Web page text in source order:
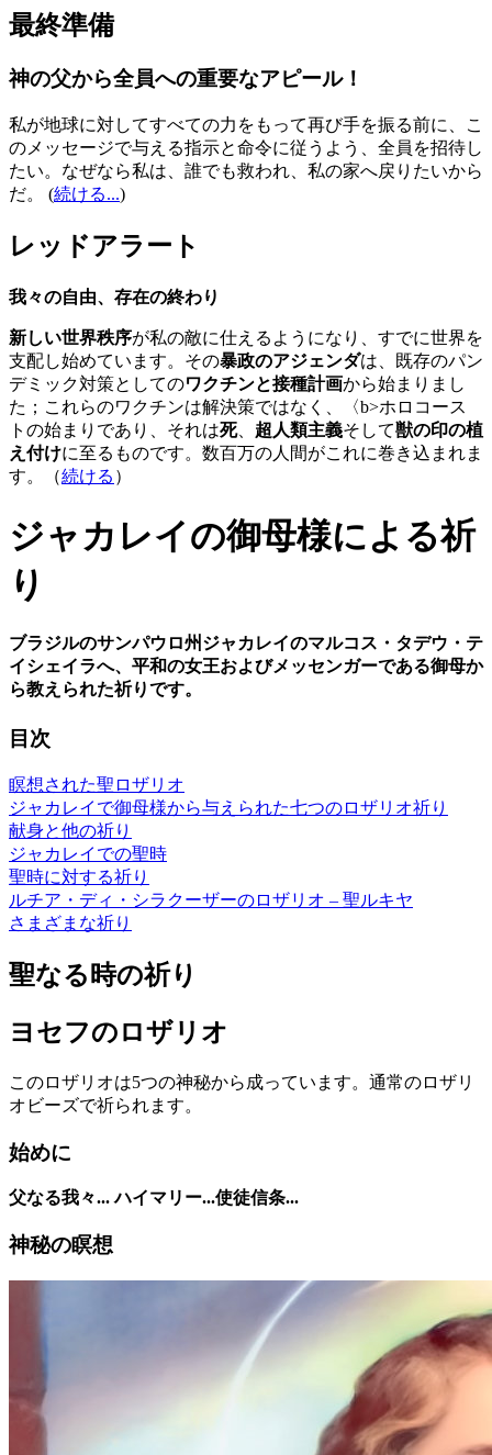
最終準備
神の父から全員への重要なアピール！
私が地球に対してすべての力をもって再び手を振る前に、こ
のメッセージで与える指示と命令に従うよう、全員を招待し
たい。なぜなら私は、誰でも救われ、私の家へ戻りたいから
だ。
(続ける...)
レッドアラート
我々の自由、存在の終わり
新しい世界秩序が私の敵に仕えるようになり、すでに世界を
支配し始めています。その暴政のアジェンダは、既存のパン
デミック対策としてのワクチンと接種計画から始まりまし
た；これらのワクチンは解決策ではなく、〈b>ホロコース
トの始まりであり、それは死、 超人類主義そして獣の印の植
え付けに至るものです。数百万の人間がこれに巻き込まれま
す。（続ける ）
ジャカレイの御母様による祈
り
ブラジルのサンパウロ州ジャカレイのマルコス・タデウ・テ
イシェイラへ、平和の女王およびメッセンガーである御母か
ら教えられた祈りです。
目次
瞑想された聖ロザリオ
ジャカレイで御母様から与えられた七つのロザリオ祈り
献身と他の祈り
ジャカレイでの聖時
聖時に対する祈り
ルチア・ディ・シラクーザーのロザリオ – 聖ルキヤ
さまざまな祈り
聖なる時の祈り
ヨセフのロザリオ
このロザリオは5つの神秘から成っています。通常のロザリ
オビーズで祈られます。
始めに
父なる我々... ハイマリー...使徒信条...
神秘の瞑想